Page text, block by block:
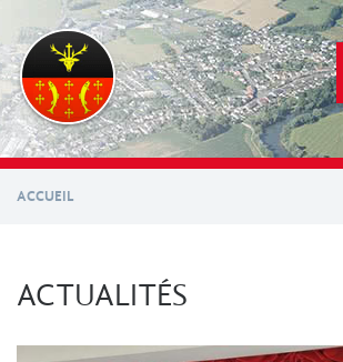
contenu
principal
ACCUEIL
ACTUALITÉS